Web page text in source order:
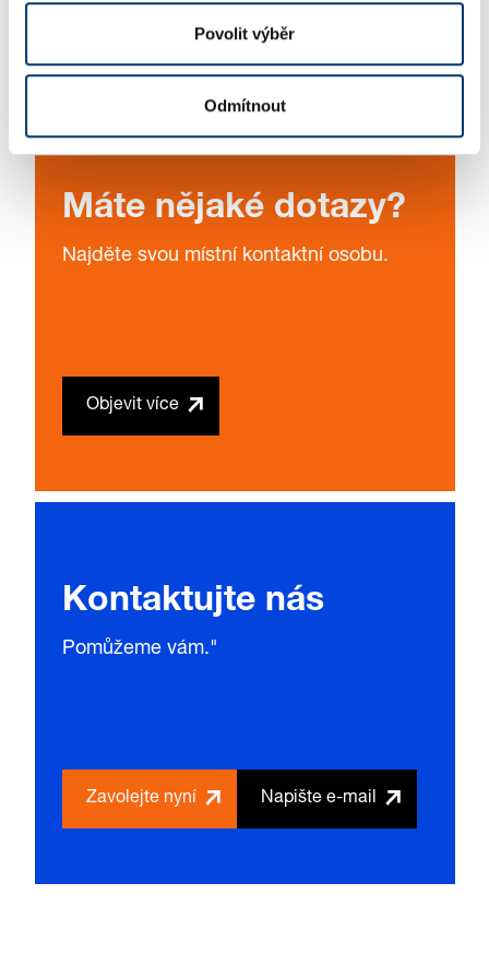
Povolit výběr
Odmítnout
Máte nějaké dotazy?
Najděte svou místní kontaktní osobu.
Objevit více
Kontaktujte nás
Pomůžeme vám."
Zavolejte nyní Napište e-mail